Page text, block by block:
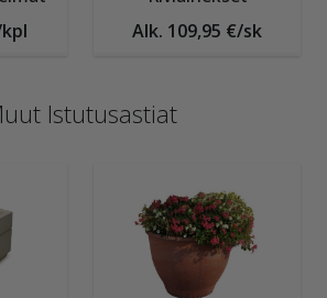
Alk. 109,95 €/sk
Istutusastiat